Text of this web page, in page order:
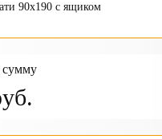
90х190 с ящиком
сумму